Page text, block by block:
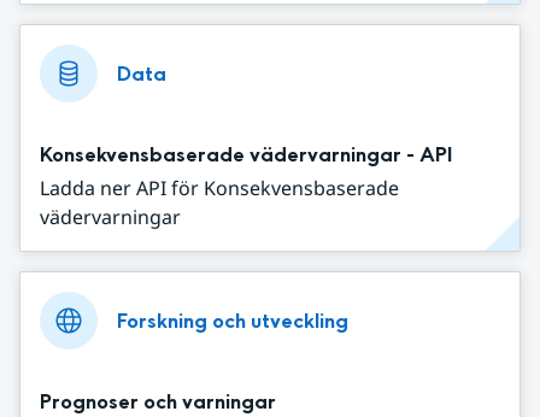
Data
Konsekvensbaserade vädervarningar - API
Ladda ner API för Konsekvensbaserade
vädervarningar
Forskning och utveckling
Prognoser och varningar